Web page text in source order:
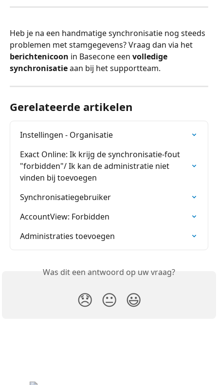
Heb je na een handmatige synchronisatie nog steeds
problemen met stamgegevens? Vraag dan via het
berichtenicoon in Basecone een volledige
synchronisatie aan bij het supportteam.
Gerelateerde artikelen
Instellingen - Organisatie
Exact Online: Ik krijg de synchronisatie-fout
"forbidden"/ Ik kan de administratie niet
vinden bij toevoegen
Synchronisatiegebruiker
AccountView: Forbidden
Administraties toevoegen
Was dit een antwoord op uw vraag?
😞 😐 😃